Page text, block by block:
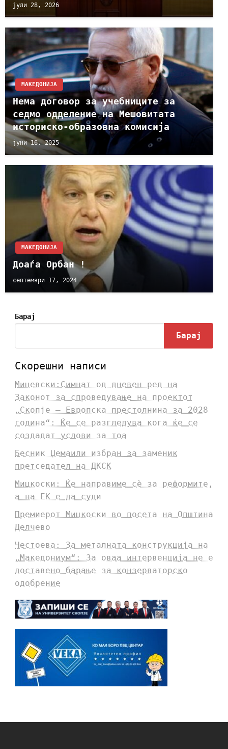
јули 28, 2026
МАКЕДОНИЈА
Нема договор за учебниците за
седмо одделение на Мешовитата
историско-образовна комисија
јуни 16, 2025
МАКЕДОНИЈА
Доаѓа Орбан !
септември 17, 2024
Барај
Барај
Скорешни написи
Мицевски:Симнат од дневен ред на
Законот за спроведување на проектот
„Скопје – Европска престолнина за 2028
година“: Ќе се разгледува кога ќе се
создадат услови за тоа
Бесник Џемаили избран за заменик
претседател на ДКСК
Мицкоски: Ќе направиме сè за реформите,
а на ЕК е да суди
Премиерот Мицкоски во посета на Општина
Делчево
Честоева: За металната конструкција на
„Македониум“: За оваа интервенција не е
доставено барање за конзерваторско
одобрение